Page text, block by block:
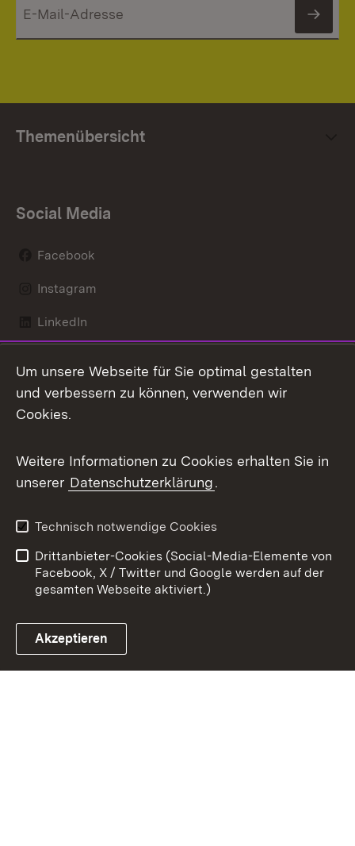
Themenübersicht
Social Media
Facebook
Instagram
LinkedIn
X / Twitter
Youtube
Link zum Landesportal
Kontakt
Datenschutz
Barrierefreiheit
Impressum
Cookies
Um unsere Webseite für Sie optimal gestalten
und verbessern zu können, verwenden wir
Cookies.
Weitere Informationen zu Cookies erhalten Sie in
unserer Datenschutzerklärung.
Technisch notwendige Cookies
Drittanbieter-Cookies (Social-Media-Elemente von
Facebook, X / Twitter und Google werden auf der
gesamten Webseite aktiviert.)
Akzeptieren